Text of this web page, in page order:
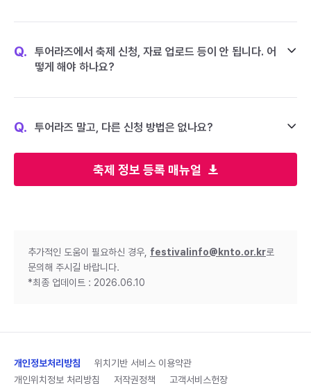
축제 정보 등록 매뉴얼
Q.
투어라즈에서 축제 신청, 자료 업로드 등이 안 됩니다. 어
떻게 해야 하나요?
Q. 투어라즈 말고, 다른 신청 방법은 없나요?
추가적인 도움이 필요하신 경우, festivalinfo@knto.or.kr로
문의해 주시길 바랍니다.
*최종 업데이트 : 2026.06.10
개인정보처리방침
위치기반 서비스 이용약관
개인위치정보 처리방침
저작권정책 고객서비스헌장